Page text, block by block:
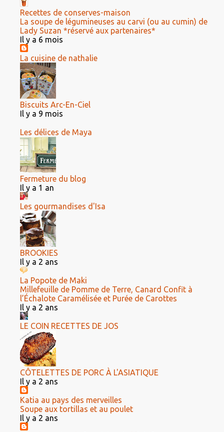
Recettes de conserves-maison
La soupe de légumineuses au carvi (ou au cumin) de
Lady Suzan *réservé aux partenaires*
Il y a 6 mois
La cuisine de nathalie
Biscuits Arc-En-Ciel
Il y a 9 mois
Les délices de Maya
Fermeture du blog
Il y a 1 an
Les gourmandises d'Isa
BROOKIES
Il y a 2 ans
La Popote de Maki
Millefeuille de Pomme de Terre, Canard Confit à
l’Échalote Caramélisée et Purée de Carottes
Il y a 2 ans
LE COIN RECETTES DE JOS
CÔTELETTES DE PORC À L'ASIATIQUE
Il y a 2 ans
Katia au pays des merveilles
Soupe aux tortillas et au poulet
Il y a 2 ans